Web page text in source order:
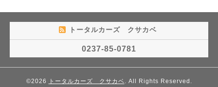
トータルカーズ クサカベ
0237-85-0781
©2026 トータルカーズ クサカベ. All Rights Reserved.